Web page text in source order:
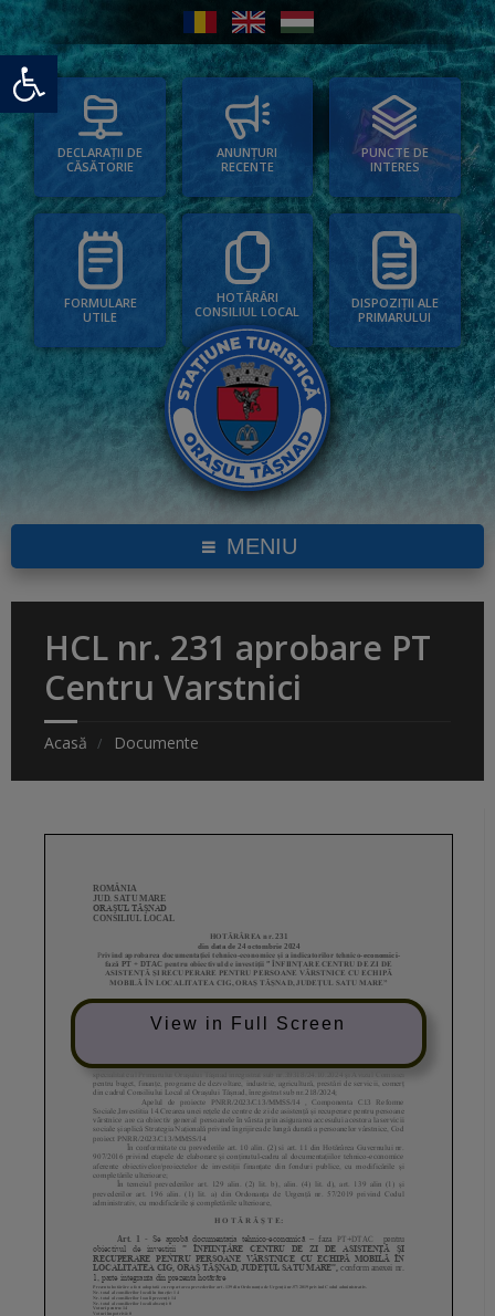
Deschide bara de unelte
DECLARAȚII DE
CĂSĂTORIE
ANUNȚURI
RECENTE
PUNCTE DE
INTERES
FORMULARE
UTILE
HOTĂRÂRI
CONSILIUL LOCAL
DISPOZIȚII ALE
PRIMARULUI
MENIU
HCL nr. 231 aprobare PT
Centru Varstnici
Acasă Documente
View in Full Screen